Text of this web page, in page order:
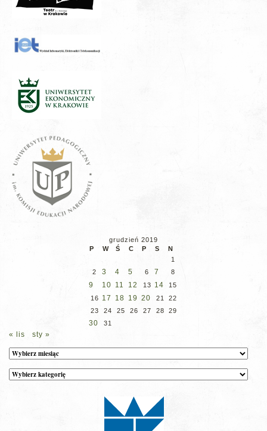
grudzień 2019
P
W Ś C P S
N
1
2
3 4 5 6 7 8
9 10 11 12 13 14
15
16 17 18 19 20 21
22
23
24 25 26 27 28 29
30 31
« lis sty »
Archiwum
Kategorie
wpisów